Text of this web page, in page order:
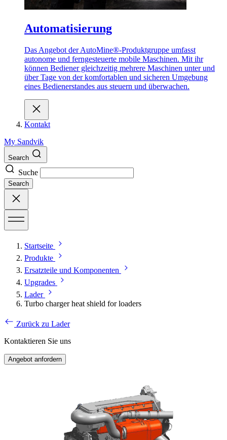
Automatisierung
Das Angebot der AutoMine®-Produktgruppe umfasst
autonome und ferngesteuerte mobile Maschinen. Mit ihr
können Bediener gleichzeitig mehrere Maschinen unter und
über Tage von der komfortablen und sicheren Umgebung
eines Bedienerstandes aus steuern und überwachen.
Kontakt
My Sandvik
Search
Suche
Search
Startseite
Produkte
Ersatzteile und Komponenten
Upgrades
Lader
Turbo charger heat shield for loaders
Zurück zu Lader
Kontaktieren Sie uns
Angebot anfordern